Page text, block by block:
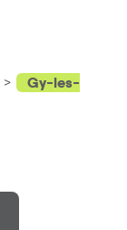
Gy-les-